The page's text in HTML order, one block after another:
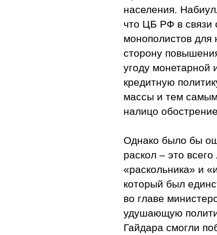
населения.
что ЦБ РФ в связи
монополистов для
сторону
угоду монетарной
кредитную
массы и тем
налицо
Однако было бы
раскол – это
«раскольника» и
который был
во главе
удушающую
Гайдара смогли